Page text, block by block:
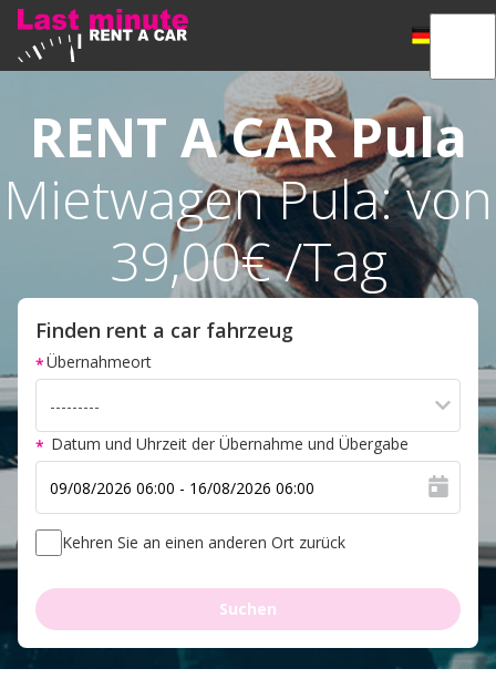
RENT A CARPula
Mietwagen Pula: von
39,00€ /Tag
Finden rent a car fahrzeug
Übernahmeort
Datum und Uhrzeit der Übernahme und Übergabe
Kehren Sie an einen anderen Ort zurück
Suchen